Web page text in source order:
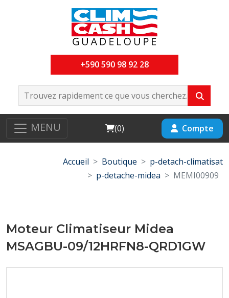
+590 590 98 92 28
MENU Cart
(0) Compte
Accueil Boutique
p-detach-climatisat
p-detache-midea
MEMI00909
Moteur Climatiseur Midea
MSAGBU-09/12HRFN8-QRD1GW